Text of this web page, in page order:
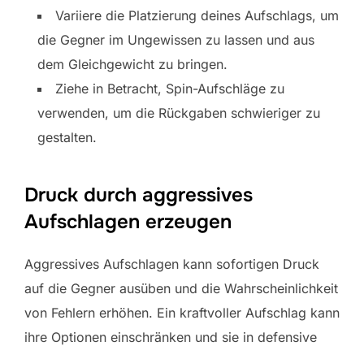
Variiere die Platzierung deines Aufschlags, um
die Gegner im Ungewissen zu lassen und aus
dem Gleichgewicht zu bringen.
Ziehe in Betracht, Spin-Aufschläge zu
verwenden, um die Rückgaben schwieriger zu
gestalten.
Druck durch aggressives
Aufschlagen erzeugen
Aggressives Aufschlagen kann sofortigen Druck
auf die Gegner ausüben und die Wahrscheinlichkeit
von Fehlern erhöhen. Ein kraftvoller Aufschlag kann
ihre Optionen einschränken und sie in defensive